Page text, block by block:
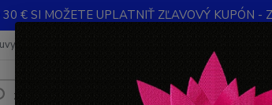
30 € SI MOŽETE UPLATNIŤ ZĽAVOVÝ KUPÓN
Hľadať